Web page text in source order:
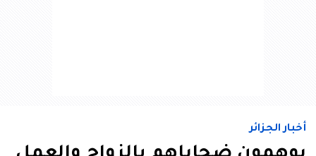
أخبار الجزائر